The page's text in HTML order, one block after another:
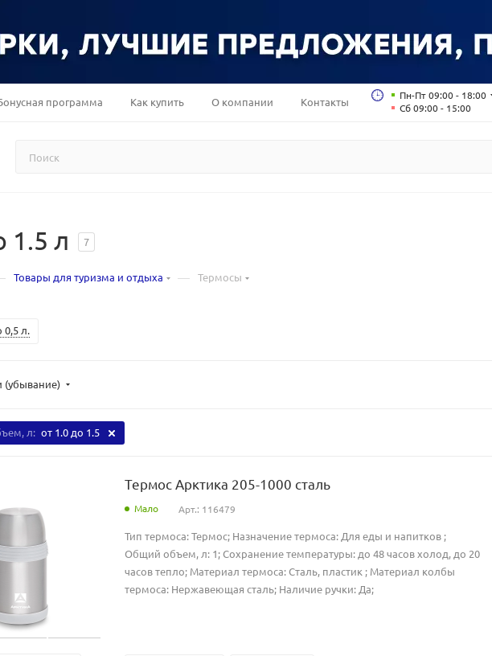
программа Как купить О компании Контакты
Пн-Пт 09:00 - 18:00
Сб 09:00 - 15:00
1.5 л 7
Товары для туризма и отдыха — Термосы
0,5 л.
(убывание)
л: от 1.0 до 1.5
Термос Арктика 205-1000 сталь
Мало Арт.: 116479
Тип термоса: Термос; Назначение термоса: Для еды и напитков ;
Общий объем, л: 1; Сохранение температуры: до 48 часов холод, до 20
часов тепло; Материал термоса: Сталь, пластик ; Материал колбы
термоса: Нержавеющая сталь; Наличие ручки: Да;